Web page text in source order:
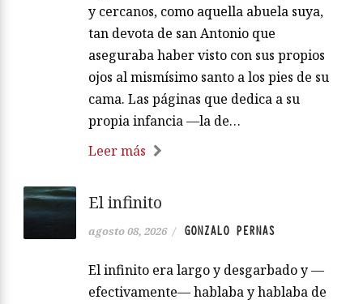
y cercanos, como aquella abuela suya,
tan devota de san Antonio que
aseguraba haber visto con sus propios
ojos al mismísimo santo a los pies de su
cama. Las páginas que dedica a su
propia infancia —la de…
Leer más
El infinito
agosto 08, 2026 / GONZALO PERNAS
El infinito era largo y desgarbado y —
efectivamente— hablaba y hablaba de